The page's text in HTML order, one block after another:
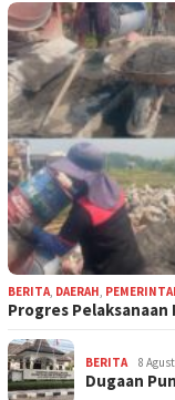
BERITA, DAERAH,
Progres
BERITA 8
Dugaan